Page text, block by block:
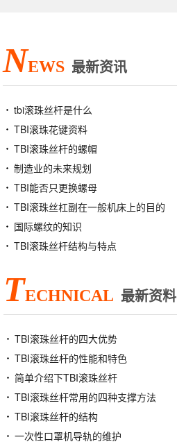
NEWS 最新资讯
tbi滚珠丝杆是什么
TBI滚珠花键资料
TBI滚珠丝杆的螺帽
制造业的未来规划
TBI能否只更换螺母
TBI滚珠丝杠副在一般机床上的目的
国际螺纹的知识
TBI滚珠丝杆结构与特点
TECHNICAL 最新资料
TBI滚珠丝杆的四大优势
TBI滚珠丝杆的性能和特色
简单介绍下TBI滚珠丝杆
TBI滚珠丝杆常用的四种支撑方法
TBI滚珠丝杆的结构
一次性口罩机导轨的维护